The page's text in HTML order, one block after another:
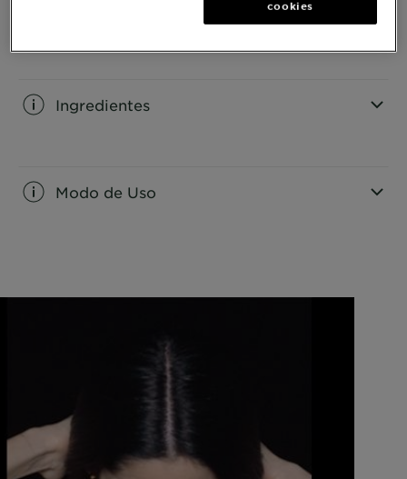
CLOSE SUBPANEL
Ingredientes
Modo de Uso
cookies